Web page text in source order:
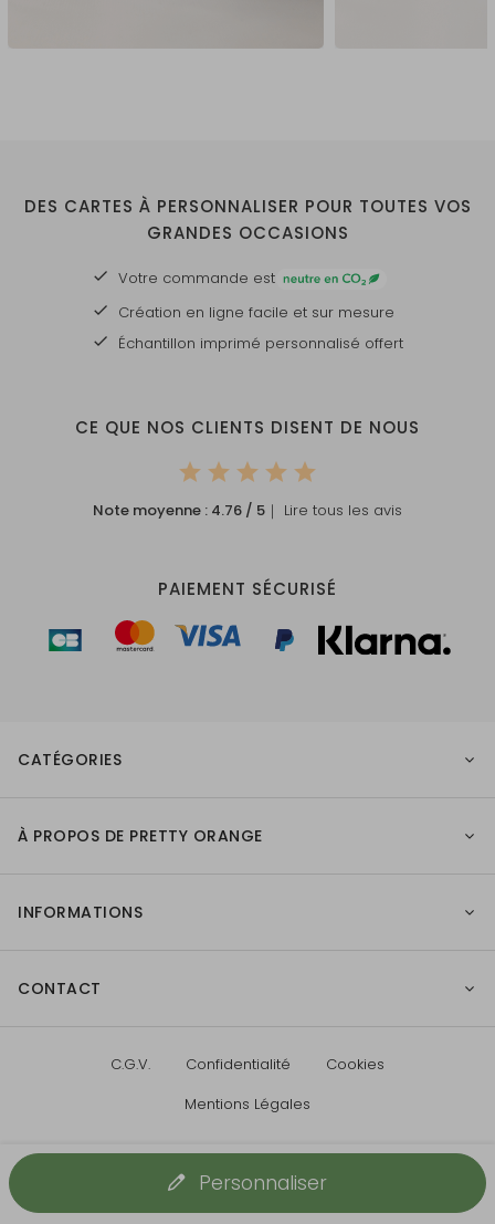
Personnaliser
DES CARTES À PERSONNALISER POUR TOUTES VOS
GRANDES OCCASIONS
Votre commande est
Création en ligne facile et sur mesure
Échantillon imprimé personnalisé offert
CE QUE NOS CLIENTS DISENT DE NOUS
Note moyenne : 4.76 / 5 ｜ Lire tous les avis
PAIEMENT SÉCURISÉ
CATÉGORIES
À PROPOS DE PRETTY ORANGE
INFORMATIONS
CONTACT
C.G.V. Confidentialité
Cookies
Mentions Légales